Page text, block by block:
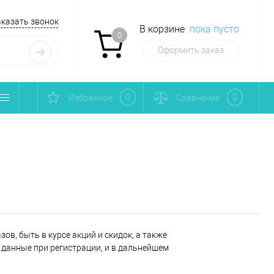
звонок
0
В корзине пока пусто
Оформить заказ
Избранное 0 Сравнение 0
быть в курсе акций и скидок, а также
при регистрации, и в дальнейшем